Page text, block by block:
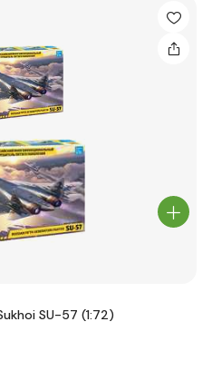
SU-57 (1:72)